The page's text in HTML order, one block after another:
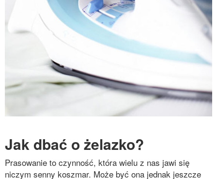
Jak dbać o żelazko?
Prasowanie to czynność, która wielu z nas jawi się
niczym senny koszmar. Może być ona jednak jeszcze